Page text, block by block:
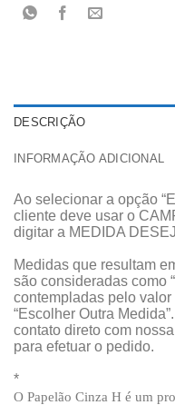
DESCRIÇÃO
INFORMAÇÃO ADICIONAL
Ao selecionar a opção
cliente deve usar o
digitar a MEDIDA
Medidas que resultam
são consideradas como
contempladas pelo
“Escolher Outra
contato direto com
para efetuar o pedido.
*
O Papelão Cinza H é um